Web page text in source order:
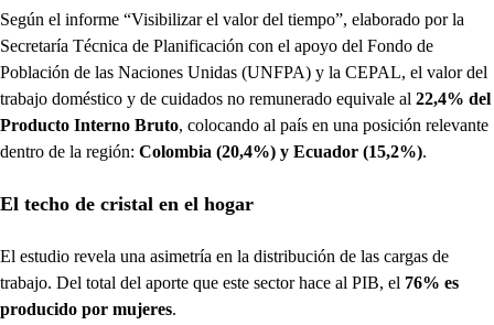
Según el informe “Visibilizar el valor del tiempo”, elaborado por la
Secretaría Técnica de Planificación con el apoyo del Fondo de
Población de las Naciones Unidas (UNFPA) y la CEPAL, el valor del
trabajo doméstico y de cuidados no remunerado equivale al 22,4% del
Producto Interno Bruto, colocando al país en una posición relevante
dentro de la región: Colombia (20,4%) y Ecuador (15,2%).
El techo de cristal en el hogar
El estudio revela una asimetría en la distribución de las cargas de
trabajo. Del total del aporte que este sector hace al PIB, el 76% es
producido por mujeres.